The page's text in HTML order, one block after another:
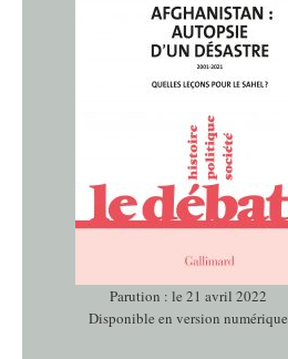
Parution : le 21 avril 2022
Disponible en version numérique